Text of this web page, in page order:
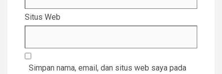
Situs Web
Simpan nama, email, dan situs web saya pada